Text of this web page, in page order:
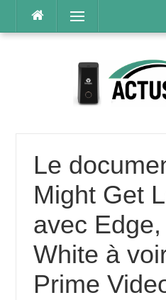
contenu
Menu
Le
Might Get
avec
White à
Prime